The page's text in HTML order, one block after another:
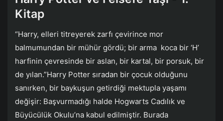
Kitap
“Harry, elleri titreyerek zarfı çevirince mor
balmumundan bir mühür gördü; bir arma koca bir ‘H’
harfinin çevresinde bir aslan, bir kartal, bir porsuk, bir
de yılan.”Harry Potter sıradan bir çocuk olduğunu
sanırken, bir baykuşun getirdiği mektupla yaşamı
değişir: Başvurmadığı halde Hogwarts Cadılık ve
Büyücülük Okulu’na kabul edilmiştir. Burada